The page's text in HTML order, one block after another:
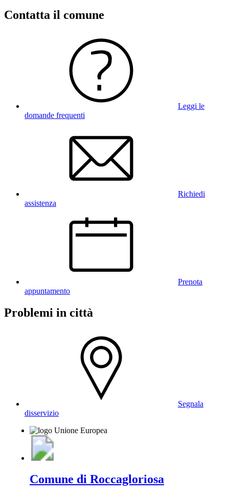
Contatta il comune
Leggi le
domande frequenti
Richiedi
assistenza
Prenota
appuntamento
Problemi in città
Segnala
disservizio
Comune di Roccagloriosa